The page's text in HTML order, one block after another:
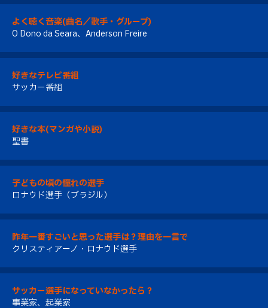
よく聴く音楽(曲名／歌手・グループ)
O Dono da Seara、Anderson Freire
好きなテレビ番組
サッカー番組
好きな本(マンガや小説)
聖書
子どもの頃の憧れの選手
ロナウド選手（ブラジル）
昨年一番すごいと思った選手は？理由を一言で
クリスティアーノ・ロナウド選手
サッカー選手になっていなかったら？
事業家、起業家